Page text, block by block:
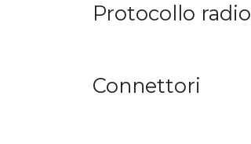
Protocollo radio
Connettori